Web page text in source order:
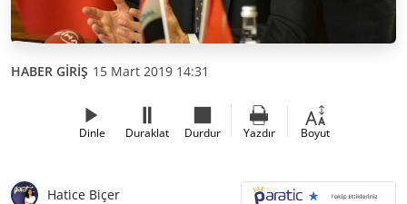
HABER GİRİŞ 15 Mart 2019 14:31
Dinle Duraklat Durdur Yazdır Boyut
Hatice Biçer